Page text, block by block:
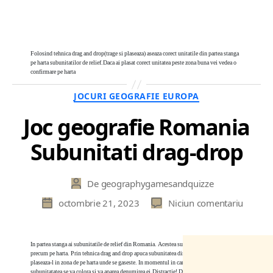
Folosind tehnica drag and drop(trage si plaseaza) aseaza corect unitatile din partea stanga
pe harta subunitatilor de relief.Daca ai plasat corect unitatea peste zona buna vei vedea o
confirmare pe harta
Categorii
JOCURI GEOGRAFIE EUROPA
Joc geografie Romania
Subunitati drag-drop
Autor
articol
De geographygamesandquizze
Datăoctombrie 21, 2023 Niciun comentariu
In partea stanga ai subunitatile de relief din Romania. Acestea sunt pe fundale colorate
precum pe harta. Prin tehnica drag and drop apuca subunitatea din partea stanga(textul) si
plaseaza-l in zona de pe harta unde se gaseste. In momentul in care il plasei corect ,
subunitatatea se va colora si va aparea denumirea ei.Distractie! Daca subunitatile din